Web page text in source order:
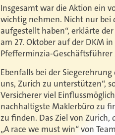
Insgesamt war die Aktion ein
wichtig nehmen. Nicht nur bei
aufgestellt haben“, erklärte
am 27. Oktober auf der DKM
Pfefferminzia-
Ebenfalls bei der
uns, Zurich zu unterstützen“,
Versicherer viel
nachhaltigste Maklerbüro zu
zu finden. Das Ziel von Zurich,
„A race we must win“ von